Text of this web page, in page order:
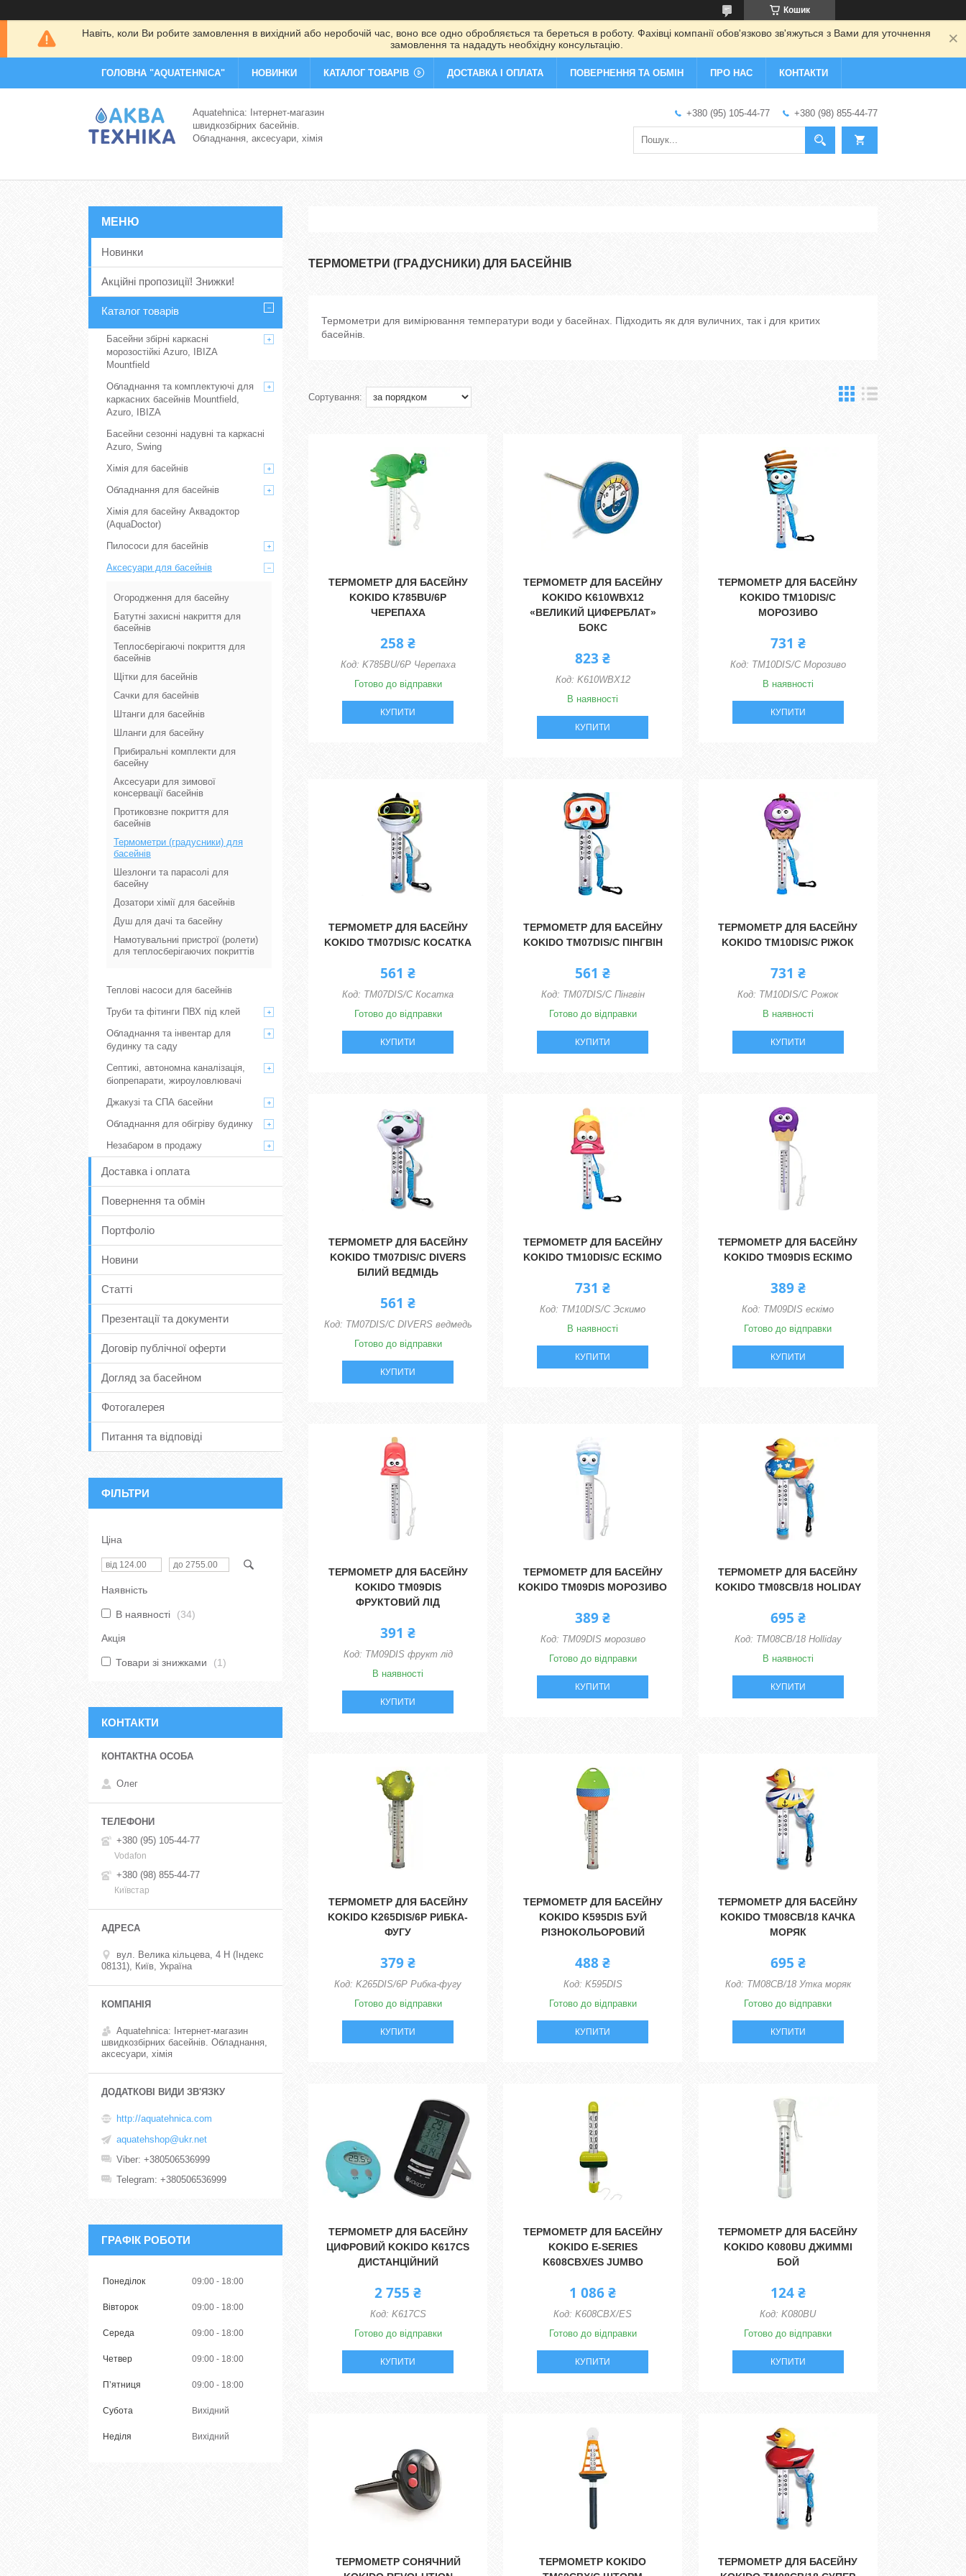
Кошик
Навіть, коли Ви робите замовлення в вихідний або неробочій час, воно все одно обробляється та береться в роботу. Фахівці компанії обов'язково зв'яжуться з Вами для уточнення
замовлення та нададуть необхідну консультацію.
ГОЛОВНА "AQUATEHNICA" НОВИНКИ КАТАЛОГ ТОВАРІВ ДОСТАВКА І ОПЛАТА ПОВЕРНЕННЯ ТА ОБМІН ПРО НАС КОНТАКТИ
Aquatehnica: Інтернет-магазин
швидкозбірних басейнів.
Обладнання, аксесуари, хімія
+380 (95) 105-44-77 +380 (98) 855-44-77
ТЕРМОМЕТРИ (ГРАДУСНИКИ) ДЛЯ БАСЕЙНІВ
Термометри для вимірювання температури води у басейнах. Підходить як для вуличних, так і для критих
басейнів.
ТЕРМОМЕТР ДЛЯ БАСЕЙНУ
KOKIDO K785BU/6P
ЧЕРЕПАХА
258 ₴
K785BU/6P Черепаха
Готово до відправки
КУПИТИ
ТЕРМОМЕТР ДЛЯ БАСЕЙНУ
KOKIDO K610WBX12
«ВЕЛИКИЙ ЦИФЕРБЛАТ»
БОКС
823 ₴
K610WBX12
В наявності
КУПИТИ
ТЕРМОМЕТР ДЛЯ БАСЕЙНУ
KOKIDO TM10DIS/C
МОРОЗИВО
731 ₴
TM10DIS/C Морозиво
В наявності
КУПИТИ
ТЕРМОМЕТР ДЛЯ БАСЕЙНУ
KOKIDO TM07DIS/C КОСАТКА
561 ₴
TM07DIS/C Косатка
Готово до відправки
КУПИТИ
ТЕРМОМЕТР ДЛЯ БАСЕЙНУ
KOKIDO TM07DIS/C ПІНГВІН
561 ₴
TM07DIS/C Пінгвін
Готово до відправки
КУПИТИ
ТЕРМОМЕТР ДЛЯ БАСЕЙНУ
KOKIDO TM10DIS/C РІЖОК
731 ₴
TM10DIS/C Рожок
В наявності
КУПИТИ
ТЕРМОМЕТР ДЛЯ БАСЕЙНУ
KOKIDO TM07DIS/C DIVERS
БІЛИЙ ВЕДМІДЬ
561 ₴
TM07DIS/C DIVERS ведмедь
Готово до відправки
КУПИТИ
ТЕРМОМЕТР ДЛЯ БАСЕЙНУ
KOKIDO TM10DIS/C ЕСКІМО
731 ₴
TM10DIS/C Эскимо
В наявності
КУПИТИ
ТЕРМОМЕТР ДЛЯ БАСЕЙНУ
KOKIDO TM09DIS ЕСКІМО
389 ₴
TM09DIS ескімо
Готово до відправки
КУПИТИ
ТЕРМОМЕТР ДЛЯ БАСЕЙНУ
KOKIDO TM09DIS
ФРУКТОВИЙ ЛІД
391 ₴
TM09DIS фрукт лід
В наявності
КУПИТИ
ТЕРМОМЕТР ДЛЯ БАСЕЙНУ
KOKIDO TM09DIS МОРОЗИВО
389 ₴
TM09DIS морозиво
Готово до відправки
КУПИТИ
ТЕРМОМЕТР ДЛЯ БАСЕЙНУ
KOKIDO TM08CB/18 HOLIDAY
695 ₴
TM08CB/18 Holliday
В наявності
КУПИТИ
ТЕРМОМЕТР ДЛЯ БАСЕЙНУ
KOKIDO K265DIS/6P РИБКА-
ФУГУ
379 ₴
K265DIS/6P Рибка-фугу
Готово до відправки
КУПИТИ
ТЕРМОМЕТР ДЛЯ БАСЕЙНУ
KOKIDO K595DIS БУЙ
РІЗНОКОЛЬОРОВИЙ
488 ₴
K595DIS
Готово до відправки
КУПИТИ
ТЕРМОМЕТР ДЛЯ БАСЕЙНУ
KOKIDO TM08CB/18 КАЧКА
МОРЯК
695 ₴
TM08CB/18 Утка моряк
Готово до відправки
КУПИТИ
ТЕРМОМЕТР ДЛЯ БАСЕЙНУ
ЦИФРОВИЙ KOKIDO K617CS
ДИСТАНЦІЙНИЙ
2 755 ₴
K617CS
Готово до відправки
КУПИТИ
ТЕРМОМЕТР ДЛЯ БАСЕЙНУ
KOKIDO E-SERIES
K608CBX/ES JUMBO
1 086 ₴
K608CBX/ES
Готово до відправки
КУПИТИ
ТЕРМОМЕТР ДЛЯ БАСЕЙНУ
KOKIDO K080BU ДЖИММІ
БОЙ
124 ₴
K080BU
Готово до відправки
КУПИТИ
ТЕРМОМЕТР СОНЯЧНИЙ
ТЕРМОМЕТР KOKIDO
ТЕРМОМЕТР ДЛЯ БАСЕЙНУ
Новинки
Акційні пропозиції! Знижки!
Каталог товарів
Басейни збірні каркасні
морозостійкі Azuro, IBIZA
Mountfield
Обладнання та комплектуючі для
каркасних басейнів Mountfield,
Azuro, IBIZA
Басейни сезонні надувні та каркасні
Azuro, Swing
Хімія для басейнів
Обладнання для басейнів
Хімія для басейну Аквадоктор
(AquaDoctor)
Пилососи для басейнів
Аксесуари для басейнів
Огородження для басейну
Батутні захисні накриття для
басейнів
Теплосберігаючі покриття для
басейнів
Щітки для басейнів
Сачки для басейнів
Штанги для басейнів
Шланги для басейну
Прибиральні комплекти для
басейну
Аксесуари для зимової
консервації басейнів
Протиковзне покриття для
басейнів
Термометри (градусники) для
басейнів
Шезлонги та парасолі для
басейну
Дозатори хімії для басейнів
Душ для дачі та басейну
Намотувальниі пристрої (ролети)
для теплосберігаючих покриттів
Теплові насоси для басейнів
Труби та фітинги ПВХ під клей
Обладнання та інвентар для
будинку та саду
Септикі, автономна каналізація,
біопрепарати, жироуловлювачі
Джакузі та СПА басейни
Обладнання для обігріву будинку
Незабаром в продажу
Доставка і оплата
Повернення та обмін
Портфоліо
Новини
Статті
Презентації та документи
Договір публічної оферти
Догляд за басейном
Фотогалерея
Питання та відповіді
ФІЛЬТРИ
Ціна
Наявність
В наявності 34
Акція
Товари зі знижками 1
КОНТАКТИ
Олег
+380 (95) 105-44-77
Vodafon
+380 (98) 855-44-77
Київстар
вул. Велика кільцева, 4 Н (Індекс
08131), Київ, Україна
Aquatehnica: Інтернет-магазин
швидкозбірних басейнів. Обладнання,
аксесуари, хімія
http://aquatehnica.com
aquatehshop@ukr.net
Viber +380506536999
Telegram +380506536999
ГРАФІК РОБОТИ
Понеділок 09:00 18:00
Вівторок 09:00 18:00
Середа 09:00 18:00
Четвер 09:00 18:00
Пʼятниця 09:00 18:00
Субота Вихідний
Неділя Вихідний